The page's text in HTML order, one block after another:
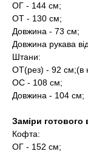
ОГ - 144 см;
ОТ - 130 см;
Довжина - 73 см;
Довжина рукава
Штани:
ОТ(рез) - 92 см;(в
ОС - 108 см;
Довжина - 104 см;
Заміри готового
Кофта:
ОГ - 152 см;